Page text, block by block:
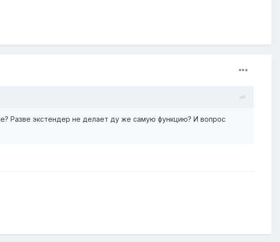
Разве экстендер не делает ду же самую функцию? И вопрос